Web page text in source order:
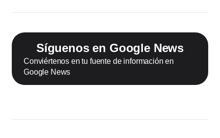
Síguenos en Google News
Conviértenos en tu fuente de información en
Google News